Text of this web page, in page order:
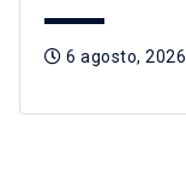
6 agosto, 2026